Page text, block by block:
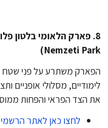
Nemzeti
משתרע על פני שטח
מסלולי אופניים
הצד הפראי והפחות
לחצו כאן לאתר הרשמי